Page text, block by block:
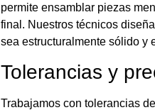
permite ensamblar piezas
final. Nuestros técnicos
sea estructuralmente sólido y
Tolerancias y
Trabajamos con tolerancias